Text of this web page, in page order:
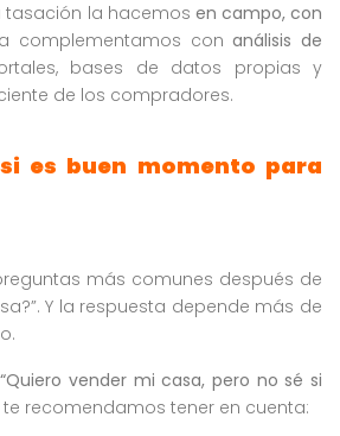
tasación la hacemos en campo, con
complementamos conanálisis de
bases de datos propias y
de los compradores.
es buen momento para
más comunes después de
Y la respuesta depende más de
“Quiero vender mi casa, pero no sé si
te recomendamos tener en cuenta: